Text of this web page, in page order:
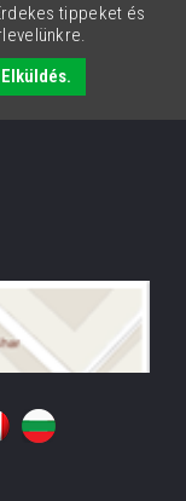
tippeket és
Elküldés.